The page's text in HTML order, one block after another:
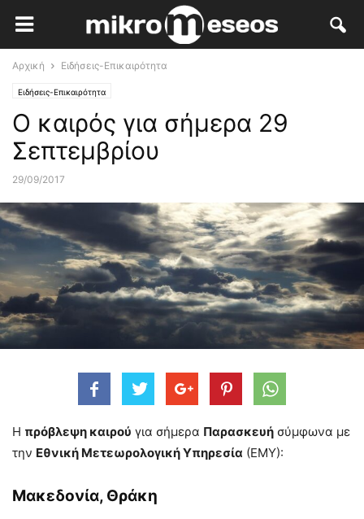
Αρχική Ειδήσεις-Επικαιρότητα
Ειδήσεις-Επικαιρότητα
Ο καιρός για σήμερα 29
Σεπτεμβρίου
29/09/2017
Η πρόβλεψη καιρού για σήμερα Παρασκευή σύμφωνα με
την Εθνική Μετεωρολογική Υπηρεσία (ΕΜΥ):
Μακεδονία, Θράκη